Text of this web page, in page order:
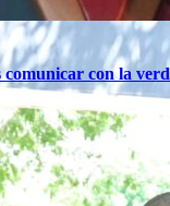
con la